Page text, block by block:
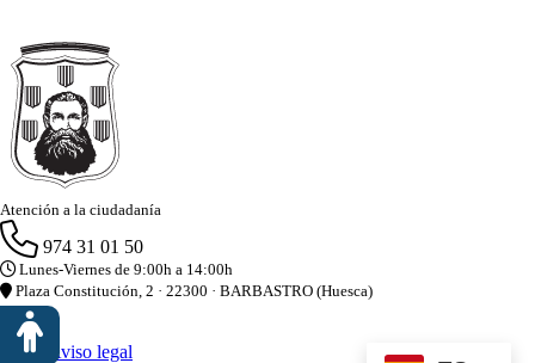
Atención a la ciudadanía
974 31 01 50
Lunes-Viernes de 9:00h a 14:00h
Plaza Constitución, 2 · 22300 · BARBASTRO (Huesca)
Aviso legal